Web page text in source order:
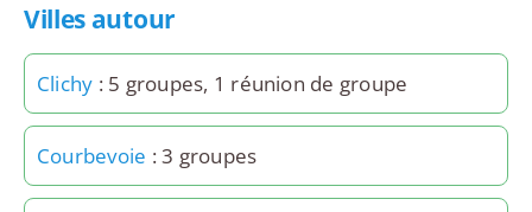
Villes autour
Clichy : 5 groupes, 1 réunion de groupe
Courbevoie : 3 groupes